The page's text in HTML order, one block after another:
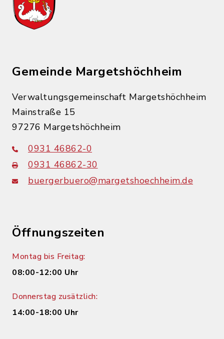
Gemeinde Margetshöchheim
Verwaltungsgemeinschaft Margetshöchheim
Mainstraße 15
97276 Margetshöchheim
0931 46862-0
0931 46862-30
buergerbuero@margetshoechheim.de
Öffnungszeiten
Montag bis Freitag:
08:00-12:00 Uhr
Donnerstag zusätzlich:
14:00-18:00 Uhr